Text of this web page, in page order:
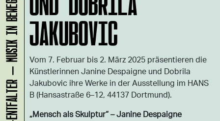
JAKUBOVIC
Vom 7. Februar bis 2. März 2025 präsentieren die
Künstlerinnen Janine Despaigne und Dobrila
Jakubovic ihre Werke in der Ausstellung im HANS
B (Hansastraße 6–12, 44137 Dortmund).
„Mensch als Skulptur“ – Janine Despaigne